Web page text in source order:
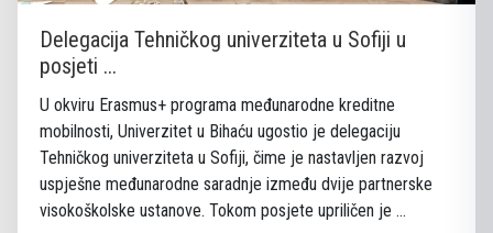
Delegacija Tehničkog univerziteta u Sofiji u
posjeti ...
U okviru Erasmus+ programa međunarodne kreditne
mobilnosti, Univerzitet u Bihaću ugostio je delegaciju
Tehničkog univerziteta u Sofiji, čime je nastavljen razvoj
uspješne međunarodne saradnje između dvije partnerske
visokoškolske ustanove. Tokom posjete upriličen je ...